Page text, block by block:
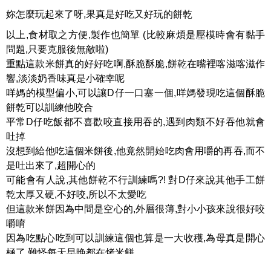
妳怎麼玩起來了呀,果真是好吃又好玩的餅乾
以上,食材取之方便,製作也簡單 (比較麻煩是壓模時會有黏手
問題,只要克服後無敵啦)
重點這款米餅真的好好吃啊,酥脆酥脆,餅乾在嘴裡喀滋喀滋作
響,淡淡奶香味真是小確幸呢
咩媽的模型偏小,可以讓D仔一口塞一個,咩媽發現吃這個酥脆
餅乾可以訓練他咬合
平常D仔吃飯都不喜歡咬直接用吞的,遇到肉類不好吞他就會
吐掉
沒想到給他吃這個米餅後,他竟然開始吃肉會用嚼的再吞,而不
是吐出來了,超開心的
可能會有人說,其他餅乾不行訓練嗎?! 對D仔來說其他手工餅
乾太厚又硬,不好咬,所以不太愛吃
但這款米餅因為中間是空心的,外層很薄,對小小孩來說很好咬
嚼唷
因為吃點心吃到可以訓練這個也算是一大收穫,為母真是開心